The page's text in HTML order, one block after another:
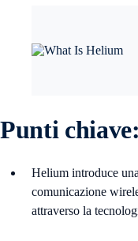
Punti chiave:
Helium introduce
comunicazione
attraverso la